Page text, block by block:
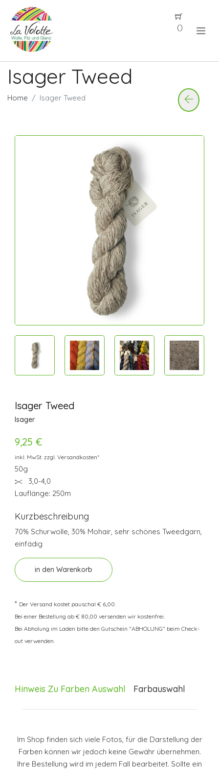
()
Isager Tweed
Home Isager Tweed
Isager Tweed
Isager
9,25 €
inkl. MwSt. zzgl. Versandkosten*
50g
3,0-4,0
Lauflänge: 250m
Kurzbeschreibung
70% Schurwolle, 30% Mohair, sehr schönes Tweedgarn,
einfädig
in den Warenkorb
* Der Versand kostet pauschal € 6,00.
Bei einer Bestellung ab € 80,00 versenden wir kostenfrei.
Bei Abholung im Laden bitte den Gutschein "ABHOLUNG" beim Check-
out verwenden.
Hinweis Zu Farben Auswahl Farbauswahl
Im Shop finden sich viele Fotos, für die Darstellung der
Farben können wir jedoch keine Gewähr übernehmen.
Ihre Bestellung wird im jedem Fall bearbeitet. Sollte ein